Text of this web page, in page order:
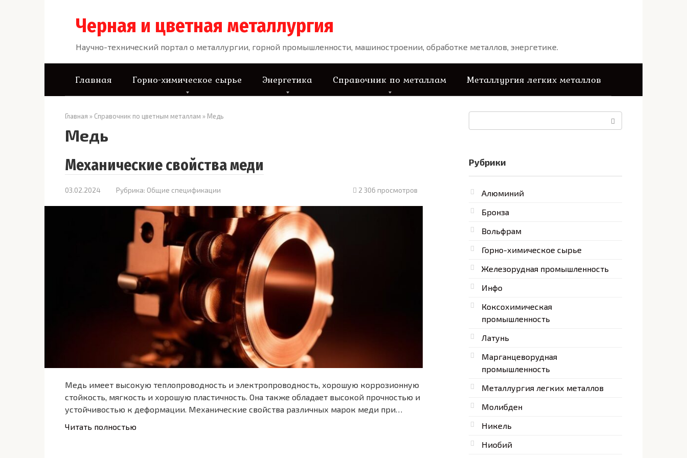
Черная и цветная металлургия
Научно-технический портал о металлургии, горной промышленности, машиностроении, обработке металлов, энергетике.
Главная Горно-химическое сырье Энергетика Справочник по металлам Металлургия легких металлов
Главная » Справочник по цветным металлам » Медь
Медь
Механические свойства меди
03.02.2024 Рубрика: Общие спецификации 2 306 просмотров
Медь имеет высокую теплопроводность и электропроводность, хорошую коррозионную
стойкость, мягкость и хорошую пластичность. Она также обладает высокой прочностью и
устойчивостью к деформации. Механические свойства различных марок меди при…
Читать полностью
Рубрики
Алюминий
Бронза
Вольфрам
Горно-химическое сырье
Железорудная промышленность
Инфо
Коксохимическая
промышленность
Латунь
Марганцеворудная
промышленность
Металлургия легких металлов
Молибден
Никель
Ниобий